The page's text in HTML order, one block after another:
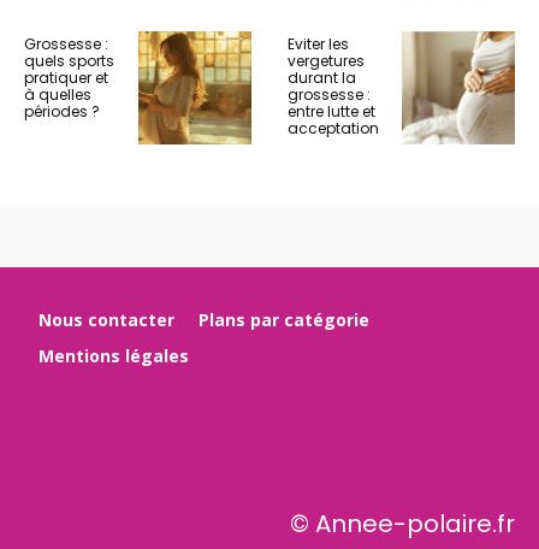
Grossesse :
quels sports
pratiquer et
à quelles
périodes ?
Eviter les
vergetures
durant la
grossesse :
entre lutte et
acceptation
Nous contacter
Plans par catégorie
Mentions légales
© Annee-polaire.fr